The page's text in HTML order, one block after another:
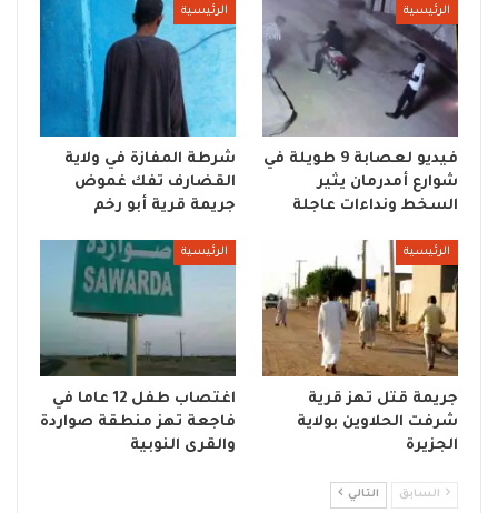
الرئيسية
فيديو لعصابة 9 طويلة في
شوارع أمدرمان يثير
السخط ونداءات عاجلة
الرئيسية
شرطة المفازة في ولاية
القضارف تفك غموض
جريمة قرية أبو رخم
الرئيسية
جريمة قتل تهز قرية
شرفت الحلاوين بولاية
الجزيرة
الرئيسية
اغتصاب طفل 12 عاما في
فاجعة تهز منطقة صواردة
والقرى النوبية
السابق التالي